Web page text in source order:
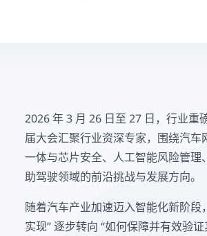
2026 年 3 月 26 日至 27 日，行业
届大会汇聚行业资深专家，围绕汽
一体与芯片安全、人工智能风险管
助驾驶领域的前沿挑战与发展方向。
随着汽车产业加速迈入智能化新阶
实现” 逐步转向 “如何保障并有效验证